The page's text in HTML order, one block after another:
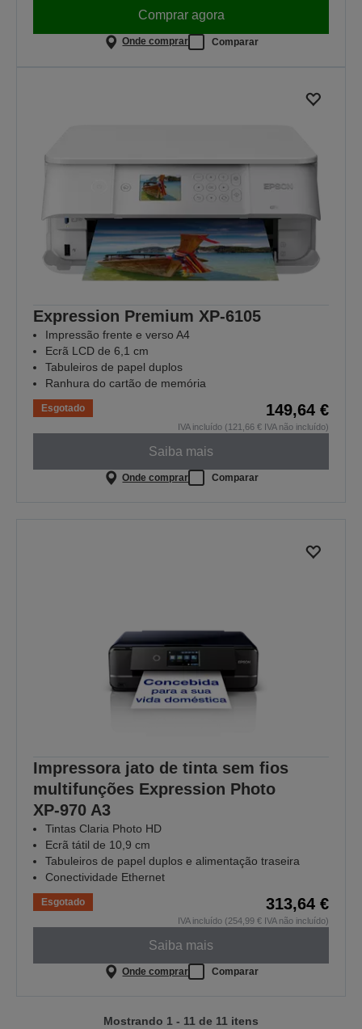
Comprar agora
Onde comprar Comparar
Expression Premium XP-6105
Impressão frente e verso A4
Ecrã LCD de 6,1 cm
Tabuleiros de papel duplos
Ranhura do cartão de memória
Esgotado 149,64 €
IVA incluído (121,66 € IVA não incluído)
Saiba mais
Onde comprar Comparar
Impressora jato de tinta sem fios
multifunções Expression Photo
XP‑970 A3
Tintas Claria Photo HD
Ecrã tátil de 10,9 cm
Tabuleiros de papel duplos e alimentação traseira
Conectividade Ethernet
Esgotado 313,64 €
IVA incluído (254,99 € IVA não incluído)
Saiba mais
Onde comprar Comparar
Mostrando 1 - 11 de 11 itens